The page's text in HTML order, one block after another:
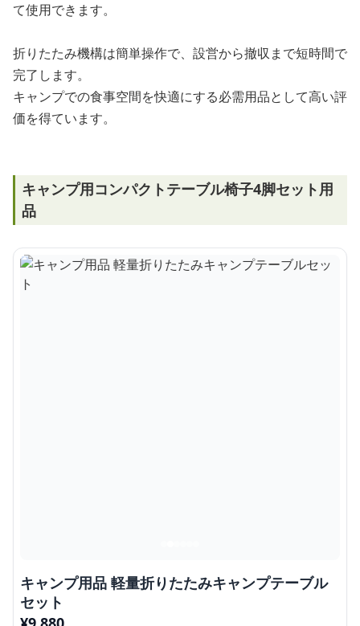
て使用できます。
折りたたみ機構は簡単操作で、設営から撤収まで短時間で
完了します。
キャンプでの食事空間を快適にする必需用品として高い評
価を得ています。
キャンプ用コンパクトテーブル椅子4脚セット用
品
キャンプ用品 軽量折りたたみキャンプテーブル
セット